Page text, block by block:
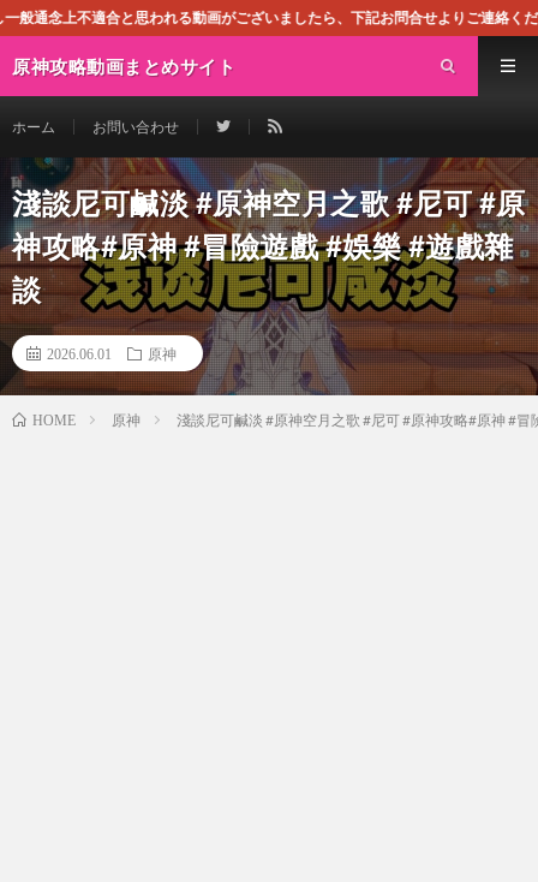
思われる動画がございましたら、下記お問合せよりご連絡ください。即刻
原神攻略動画まとめサイト
ホーム お問い合わせ
淺談尼可鹹淡 #原神空月之歌 #尼可 #原
神攻略#原神 #冒險遊戲 #娛樂 #遊戲雜
談
2026.06.01 原神
HOME 原神 淺談尼可鹹淡 #原神空月之歌 #尼可 #原神攻略#原神 #冒